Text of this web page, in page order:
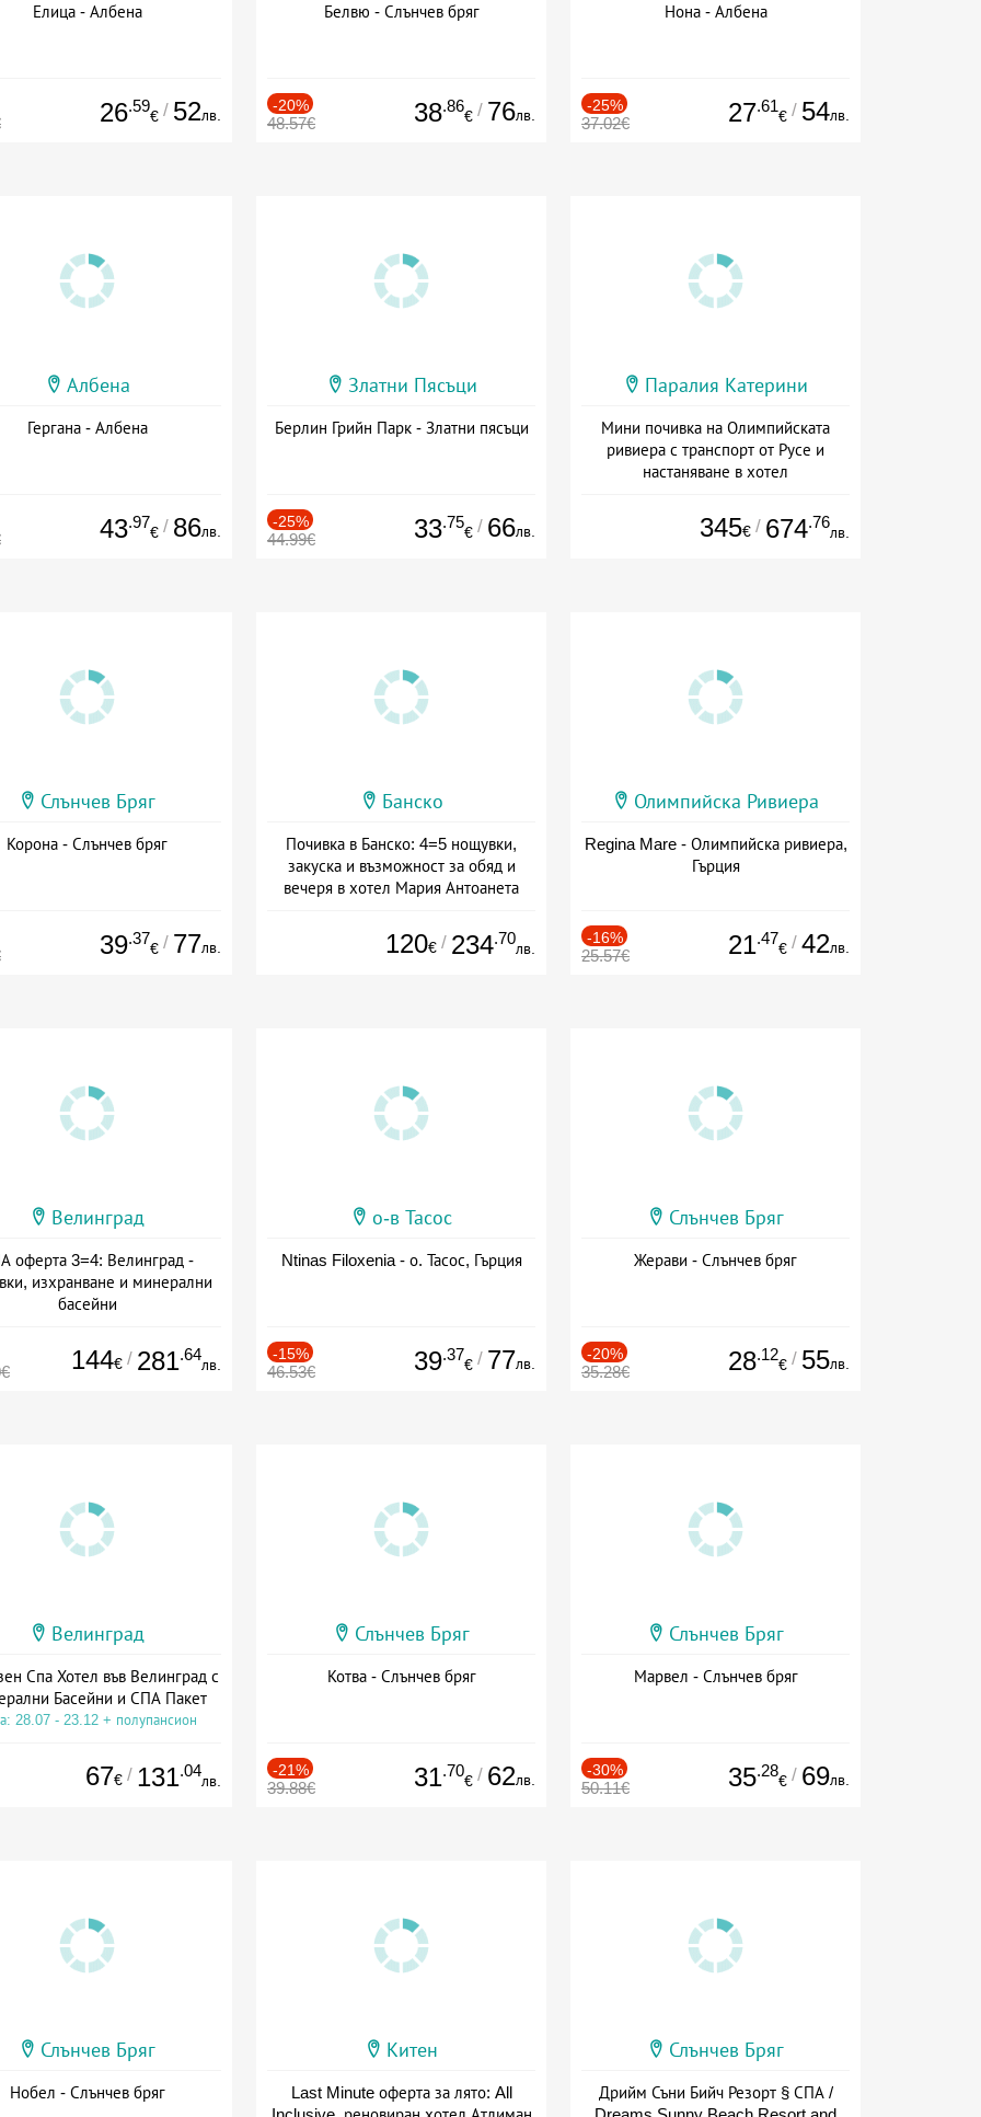
Елица - Албена
26.59
€ / 52лв.
Белвю - Слънчев бряг
-20%
48.57€ 38.86
€ / 76лв.
Нона - Албена
-25%
37.02€ 27.61
€ / 54лв.
Албена
Гергана - Албена
43.97
€ / 86лв.
Златни Пясъци
Берлин Грийн Парк - Златни пясъци
-25%
44.99€ 33.75
€ / 66лв.
Паралия Катерини
Мини почивка на Олимпийската
ривиера с транспорт от Русе и
настаняване в хотел
345€ / 674.76
лв.
Слънчев Бряг
Корона - Слънчев бряг
39.37
€ / 77лв.
Банско
Почивка в Банско: 4=5 нощувки,
закуска и възможност за обяд и
вечеря в хотел Мария Антоанета
120€ / 234.70
лв.
Олимпийска Ривиера
Regina Mare - Олимпийска ривиера,
Гърция
-16%
25.57€ 21.47
€ / 42лв.
Велинград
оферта 3=4: Велинград -
изхранване и минерални
басейни
144€ / 281.64
лв.
о-в Тасос
Ntinas Filoxenia - о. Тасос, Гърция
-15%
46.53€ 39.37
€ / 77лв.
Слънчев Бряг
Жерави - Слънчев бряг
-20%
35.28€ 28.12
€ / 55лв.
Велинград
Спа Хотел във Велинград с
Басейни и СПА Пакет
28.07 - 23.12 + полупансион
67€ / 131.04
лв.
Слънчев Бряг
Котва - Слънчев бряг
-21%
39.88€ 31.70
€ / 62лв.
Слънчев Бряг
Марвел - Слънчев бряг
-30%
50.11€ 35.28
€ / 69лв.
Слънчев Бряг
Нобел - Слънчев бряг
Китен
Last Minute оферта за лято: All
Слънчев Бряг
Дрийм Съни Бийч Резорт § СПА /